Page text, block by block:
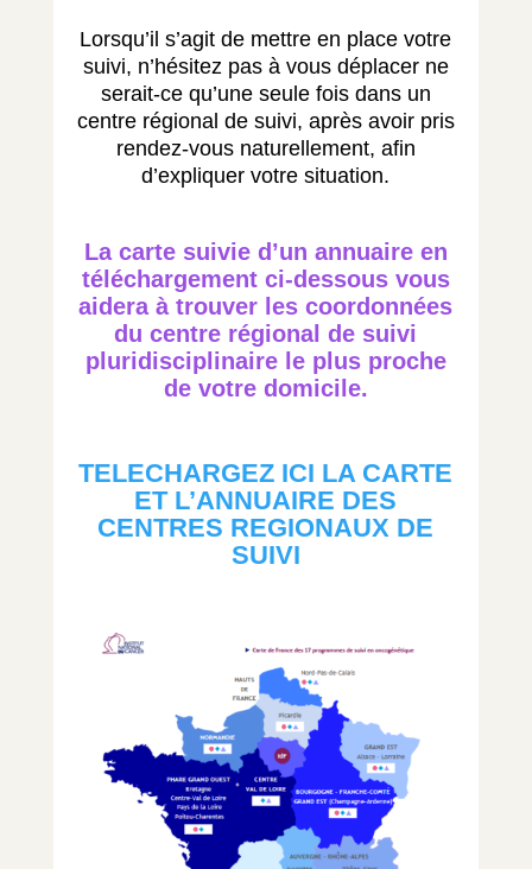
Lorsqu’il s’agit de mettre en place votre
suivi, n’hésitez pas à vous déplacer ne
serait-ce qu’une seule fois dans un
centre régional de suivi, après avoir pris
rendez-vous naturellement, afin
d’expliquer votre situation.
La carte suivie d’un annuaire en
téléchargement ci-dessous vous
aidera à trouver les coordonnées
du centre régional de suivi
pluridisciplinaire le plus proche
de votre domicile.
TELECHARGEZ ICI LA CARTE
ET L’ANNUAIRE DES
CENTRES REGIONAUX DE
SUIVI